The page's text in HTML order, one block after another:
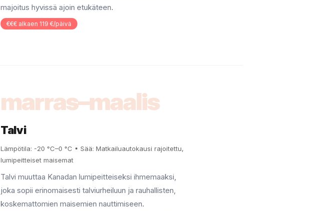
majoitus hyvissä ajoin etukäteen.
€€€ alkaen 119 €/päivä
marras–maalis
Talvi
Lämpötila: -20 °C–0 °C • Sää: Matkailuautokausi rajoitettu,
lumipeitteiset maisemat
Talvi muuttaa Kanadan lumipeitteiseksi ihmemaaksi,
joka sopii erinomaisesti talviurheiluun ja rauhallisten,
koskemattomien maisemien nauttimiseen.